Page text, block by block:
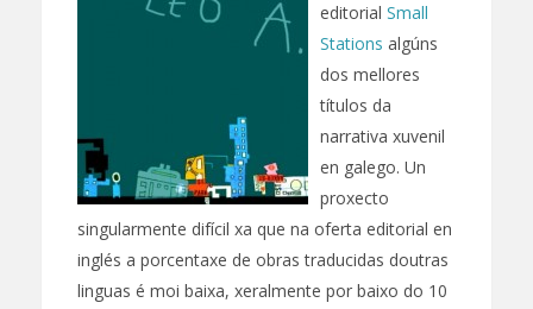
editorial Small
Stations algúns
dos mellores
títulos da
narrativa xuvenil
en galego. Un
proxecto
singularmente difícil xa que na oferta editorial en
inglés a porcentaxe de obras traducidas doutras
linguas é moi baixa, xeralmente por baixo do 10